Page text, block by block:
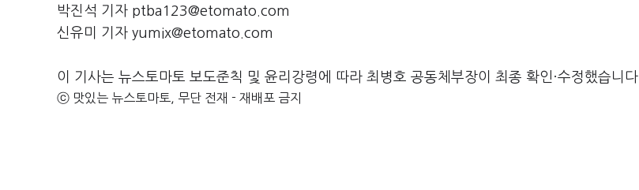
박진석 기자 ptba123@etomato.com
신유미 기자 yumix@etomato.com
이 기사는 뉴스토마토 보도준칙 및 윤리강령에 따라 최병호 공동체부장이 최종 확인·수정했습니다.
ⓒ 맛있는 뉴스토마토, 무단 전재 - 재배포 금지